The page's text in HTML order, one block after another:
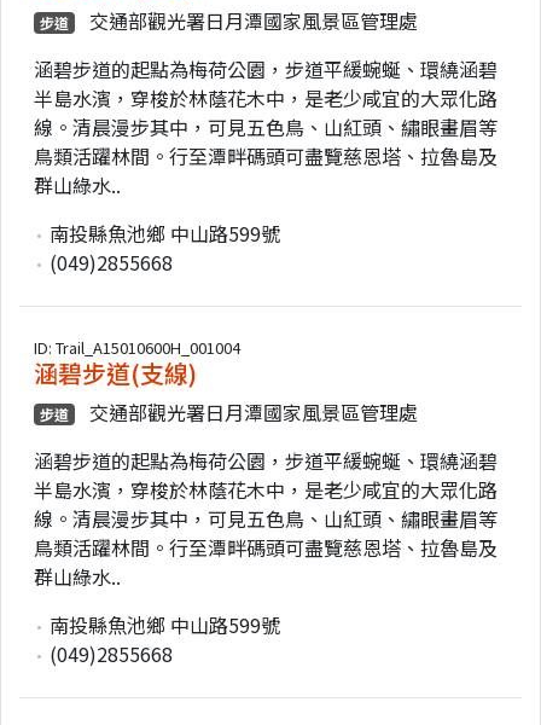
步道
交通部觀光署日月潭國家風景區管理處
涵碧步道的起點為梅荷公園，步道平緩蜿蜒、環繞涵碧
半島水濱，穿梭於林蔭花木中，是老少咸宜的大眾化路
線。清晨漫步其中，可見五色鳥、山紅頭、繡眼畫眉等
鳥類活躍林間。行至潭畔碼頭可盡覽慈恩塔、拉魯島及
群山綠水..
南投縣魚池鄉 中山路599號
(049)2855668
ID: Trail_A15010600H_001004
涵碧步道(支線)
步道
交通部觀光署日月潭國家風景區管理處
涵碧步道的起點為梅荷公園，步道平緩蜿蜒、環繞涵碧
半島水濱，穿梭於林蔭花木中，是老少咸宜的大眾化路
線。清晨漫步其中，可見五色鳥、山紅頭、繡眼畫眉等
鳥類活躍林間。行至潭畔碼頭可盡覽慈恩塔、拉魯島及
群山綠水..
南投縣魚池鄉 中山路599號
(049)2855668